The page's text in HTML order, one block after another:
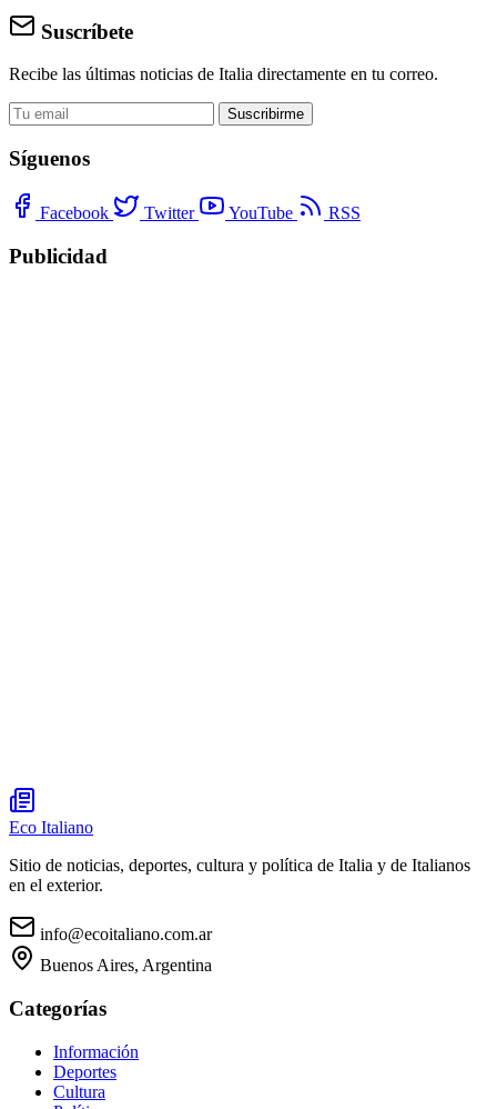
Suscríbete
Recibe las últimas noticias de Italia directamente en tu correo.
Suscribirme
Síguenos
Facebook Twitter YouTube RSS
Publicidad
Eco Italiano
Sitio de noticias, deportes, cultura y política de Italia y de Italianos
en el exterior.
info@ecoitaliano.com.ar
Buenos Aires, Argentina
Categorías
Información
Deportes
Cultura